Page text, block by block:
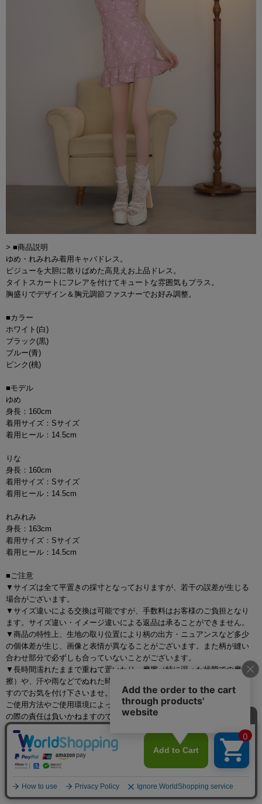
> ■商品説明
ゆめ・れみれみ着用キャバドレス。
ビジューを大胆に散りばめた高見えお上品ドレス。
タイトスカートにフレアを付けてキュートな雰囲気もプラス。
胸盛りでデザイン＆胸元調節ファスナーでお好み調整。
■カラー
ホワイト(白)
ブラック(黒)
ブルー(青)
ピンク(桃)
■モデル
ゆめ
身長：160cm
着用サイズ：Sサイズ
着用ヒール：14.5cm
りな
身長：160cm
着用サイズ：Sサイズ
着用ヒール：14.5cm
れみれみ
身長：163cm
着用サイズ：Sサイズ
着用ヒール：14.5cm
■ご注意
▼サイズは全て平置きの採寸となっておりますが、若干の誤差が生じる
場合がございます。
▼サイズ違いによる交換は可能ですが、手数料はお客様のご負担となり
ます。サイズ違い・イメージ違いによる返品は承ることができません。
▼商品の特性上、生地の取り位置により柄の出方・ニュアンスなど多少
の個体差が生じ、画像と表情が異なることがございます。また柄が縫い
合わせ部分で必ずしも合っていないことがございます。
▼長時間濡れたままで重ねて置いたり、摩擦（特に湿った状態での摩
擦）や、汗や雨などでぬれた時は他の衣料等に移染する場合がございま
すのでお気を付け下さいませ。
ご使用方法やご使用環境によって色移りをする可能性がございます。そ
の際の責任は負いかねますのでご了承くださいませ。
▼配色デザインの商品は、色落ち・色移りしやすいため、 洗濯の際はク
リーニング店とご相談の上、目立たない部分で試してから行ってくださ
い。 汚れた部分は部分洗いをしていただくことをおすすめいたします。
▼アクセサリー別途
◆採寸・size表記について